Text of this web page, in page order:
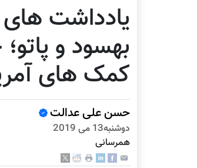
یادداشت
بهسود و
کمک های
حسن علی عدالت
دوشنبه13 می 2019
همرسانی